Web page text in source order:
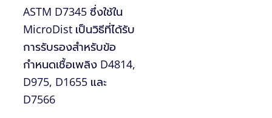
ASTM D7345 ซึ่งใช้ใน
MicroDist เป็นวิธีที่ได้รับ
การรับรองสำหรับข้อ
กำหนดเชื้อเพลิง D4814,
D975, D1655 และ
D7566